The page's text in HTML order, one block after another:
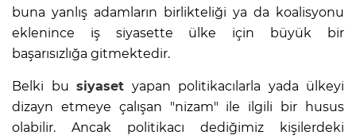
buna yanlış adamların birlikteliği ya da koalisyonu
eklenince iş siyasette ülke için büyük bir
başarısızlığa gitmektedir.
Belki bu siyaset yapan politikacılarla yada ülkeyi
dizayn etmeye çalışan "nizam" ile ilgili bir husus
olabilir. Ancak politikacı dediğimiz kişilerdeki